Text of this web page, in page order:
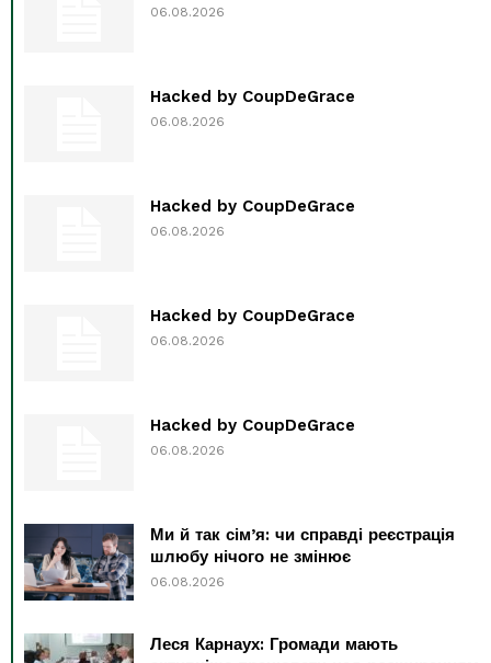
06.08.2026
Hacked by CoupDeGrace
06.08.2026
Hacked by CoupDeGrace
06.08.2026
Hacked by CoupDeGrace
06.08.2026
Hacked by CoupDeGrace
06.08.2026
Ми й так сім’я: чи справді реєстрація
шлюбу нічого не змінює
06.08.2026
Леся Карнаух: Громади мають